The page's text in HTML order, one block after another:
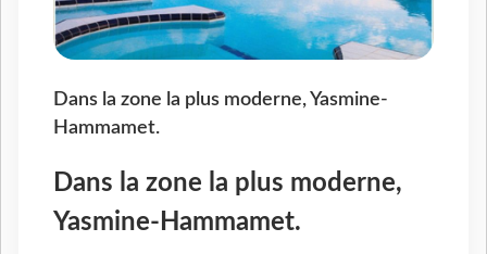
Dans la zone la plus moderne, Yasmine-
Hammamet.
Dans la zone la plus moderne,
Yasmine-Hammamet.